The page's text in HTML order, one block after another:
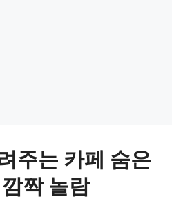
주는 카페 숨은
짝 놀람